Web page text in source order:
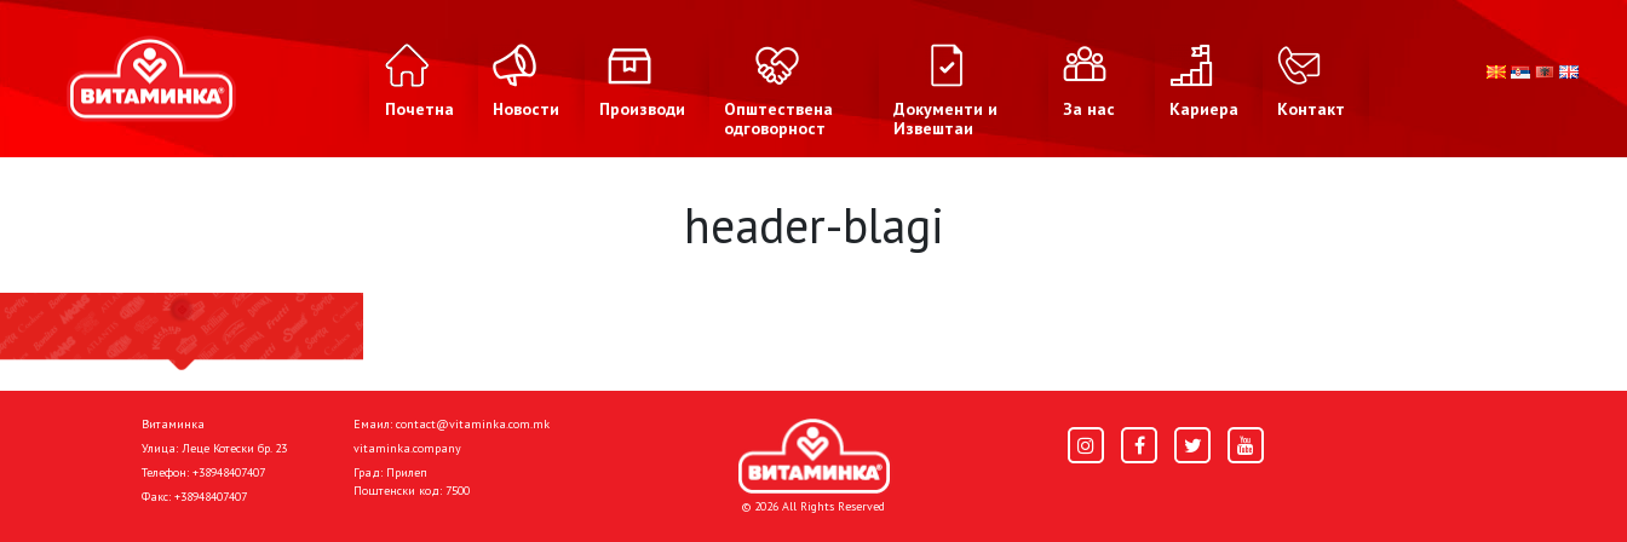
Почетна Новости Производи
Општествена
одговорност
Документи и
Извештаи
За нас Кариера Контакт
header-blagi
Витаминка
Улица: Леце Котески бр. 23
Телефон: +38948407407
Факс: +38948407407
Емаил: contact@vitaminka.com.mk
vitaminka.company
Град: Прилеп
Поштенски код: 7500
© 2026 All Rights Reserved